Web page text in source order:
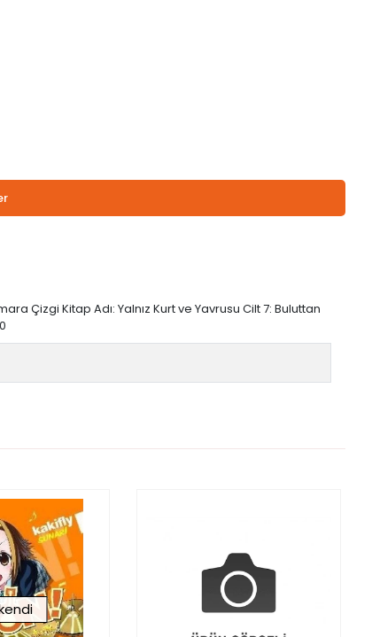
Çizgi Kitap Adı: Yalnız Kurt ve Yavrusu Cilt 7: Buluttan